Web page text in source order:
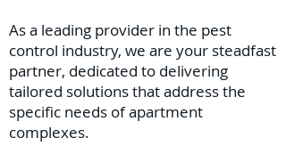
As a leading provider in the pest
control industry, we are your steadfast
partner, dedicated to delivering
tailored solutions that address the
specific needs of apartment
complexes.